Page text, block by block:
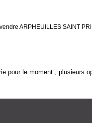
ARPHEUILLES SAINT
pour le moment , plusieurs